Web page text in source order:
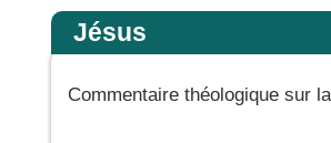
Jésus
Commentaire théologique sur